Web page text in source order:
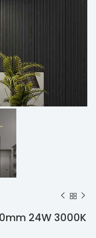
24W 3000K